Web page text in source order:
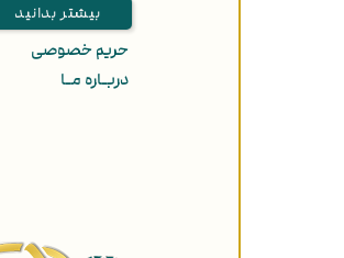
بیشتر بدانید
حریم خصوصی
دربـاره مـا